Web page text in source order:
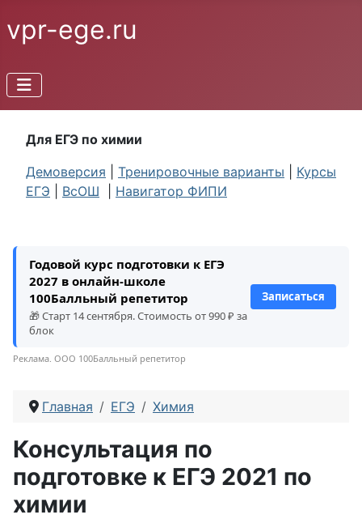
vpr-ege.ru
Для ЕГЭ по химии
Демоверсия
Тренировочные варианты
Курсы
ЕГЭ
ВсОШ Навигатор ФИПИ
Годовой курс подготовки к ЕГЭ
2027 в онлайн-школе
100Балльный репетитор
🎁 Старт 14 сентября. Стоимость от 990 ₽ за
блок
Записаться
Реклама. ООО 100Балльный репетитор
Главная ЕГЭ Химия
Консультация по
подготовке к ЕГЭ 2021 по
химии